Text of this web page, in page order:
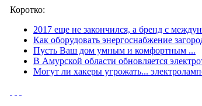
Коротко:
2017 еще не закончился, а бренд с
Как оборудовать энергоснабжение
Пусть Ваш дом умным и комфортным ...
В Амурской области обновляется
Могут ли хакеры угрожать...